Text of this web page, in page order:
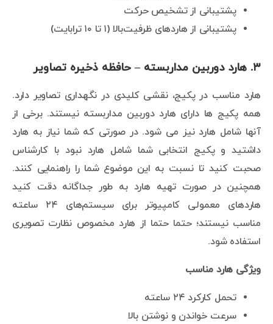
پشتیبانی از تشخیص حرکت
پشتیبانی از هاردهای ظرفیت‌بالا (۱ تا ۱۰ ترابایت)
۳. هارد دوربین مداربسته – حافظه ذخیره تصاویر
هارد مناسب در پکیج، نقشی کلیدی در نگهداری تصاویر دارد.
همه پکیج ها دارای هارد دوربین مداربسته نیستند. برخی از
آنها شامل هارد نیز می شود. در صورتی که شما نیاز به هارد
داشتید و پکیج انتخابی شما شامل هارد نبود با کارشناس
صحبت کنید تا نسبت به این موضوع شما را راهنمایی کنند.
همچنین در صورت تهیه هارد به طور جداگانه دقت کنید
هاردهای معمولی کامپیوتر برای سیستم‌های ۲۴ ساعته
مناسب نیستند؛ حتما حتما از هارد مخصوص نظارت تصویری
استفاده شود.
ویژگی هارد مناسب
تحمل کارکرد ۲۴ ساعته
سرعت خواندن و نوشتن بالا